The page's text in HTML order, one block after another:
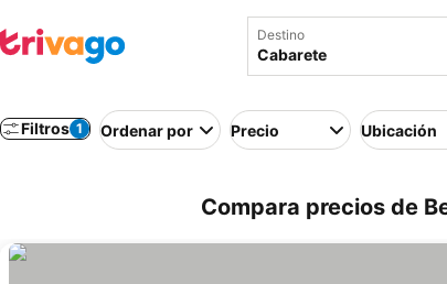
Destino
Filtros 1 Ordenar por Precio Ubicación
Compara precios de